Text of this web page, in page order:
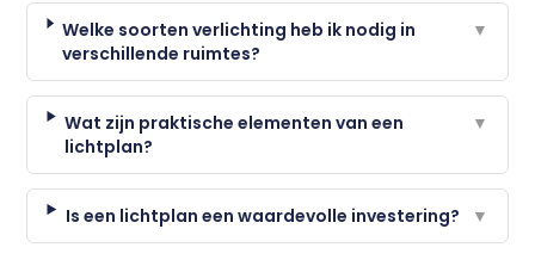
Welke soorten verlichting heb ik nodig in
verschillende ruimtes?
▼
Wat zijn praktische elementen van een
lichtplan?
▼
Is een lichtplan een waardevolle investering? ▼